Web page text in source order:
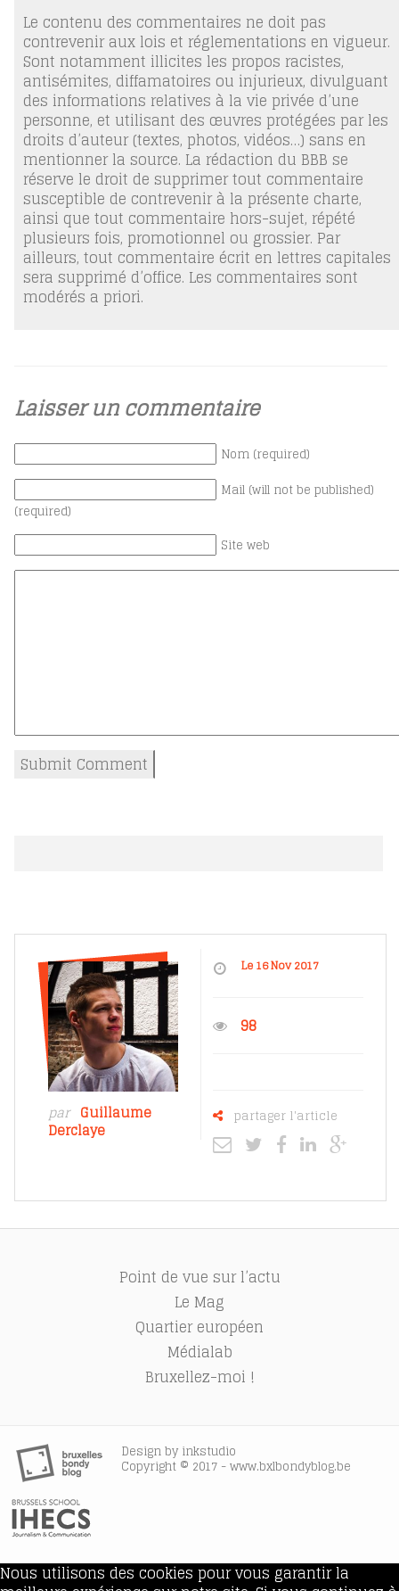
Le contenu des commentaires ne doit pas
contrevenir aux lois et réglementations en vigueur.
Sont notamment illicites les propos racistes,
antisémites, diffamatoires ou injurieux, divulguant
des informations relatives à la vie privée d’une
personne, et utilisant des œuvres protégées par les
droits d’auteur (textes, photos, vidéos…) sans en
mentionner la source. La rédaction du BBB se
réserve le droit de supprimer tout commentaire
susceptible de contrevenir à la présente charte,
ainsi que tout commentaire hors-sujet, répété
plusieurs fois, promotionnel ou grossier. Par
ailleurs, tout commentaire écrit en lettres capitales
sera supprimé d’office. Les commentaires sont
modérés a priori.
Laisser un commentaire
Nom (required)
Mail (will not be published)
(required)
Site web
par Guillaume
Derclaye
Le 16 Nov 2017
98
partager l'article
Point de vue sur l’actu
Le Mag
Quartier européen
Médialab
Bruxellez-moi !
Design by inkstudio
Copyright © 2017 - www.bxlbondyblog.be
Nous utilisons des cookies pour vous garantir la